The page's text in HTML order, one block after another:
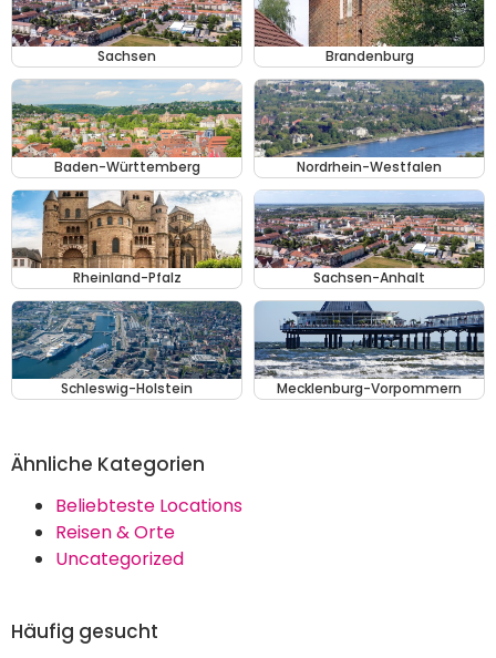
Sachsen Brandenburg
Baden-Württemberg Nordrhein-Westfalen
Rheinland-Pfalz Sachsen-Anhalt
Schleswig-Holstein Mecklenburg-Vorpommern
Ähnliche Kategorien
Beliebteste Locations
Reisen & Orte
Uncategorized
Häufig gesucht